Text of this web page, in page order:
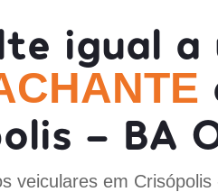
igual a
- BA
veiculares em Crisópolis